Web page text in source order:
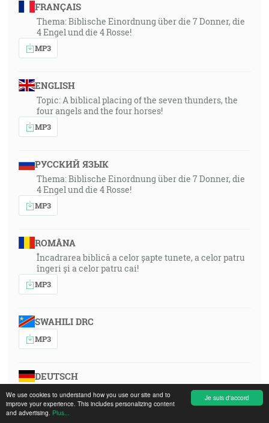
Je suis d'accord
We use cookies to understand how you use our site and to
improve your experience. This includes personalizing content
and advertising. Plus...
FRANÇAIS
Thema: Biblische Einordnung über die 7 Donner, die
4 Engel und die 4 Rosse!
MP3
ENGLISH
Topic: A biblical placing of the seven thunders, the
four angels and the four horses!
MP3
РУССКИЙ ЯЗЫК
Thema: Biblische Einordnung über die 7 Donner, die
4 Engel und die 4 Rosse!
MP3
ROMÂNA
Încadrarea biblică a celor șapte tunete, a celor patru
îngeri și a celor patru cai!
MP3
SWAHILI DRC
MP3
DEUTSCH
Thema: Biblische Einordnung über die 7 Donner, die
4 Engel und die 4 Rosse!
MP3